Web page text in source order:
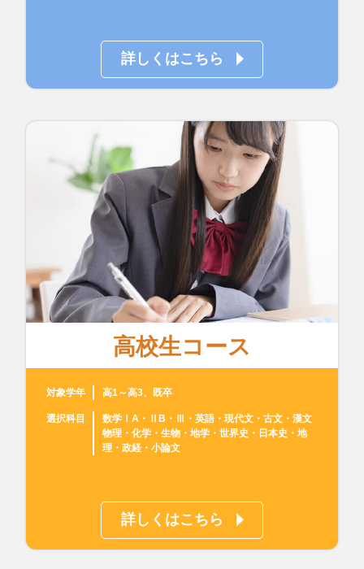
詳しくはこちら
高校生コース
対象学年 高1～高3、既卒
選択科目
数学ⅠA・ⅡB・Ⅲ・英語・現代文・古文・漢文
物理・化学・生物・地学・世界史・日本史・地
理・政経・小論文
詳しくはこちら